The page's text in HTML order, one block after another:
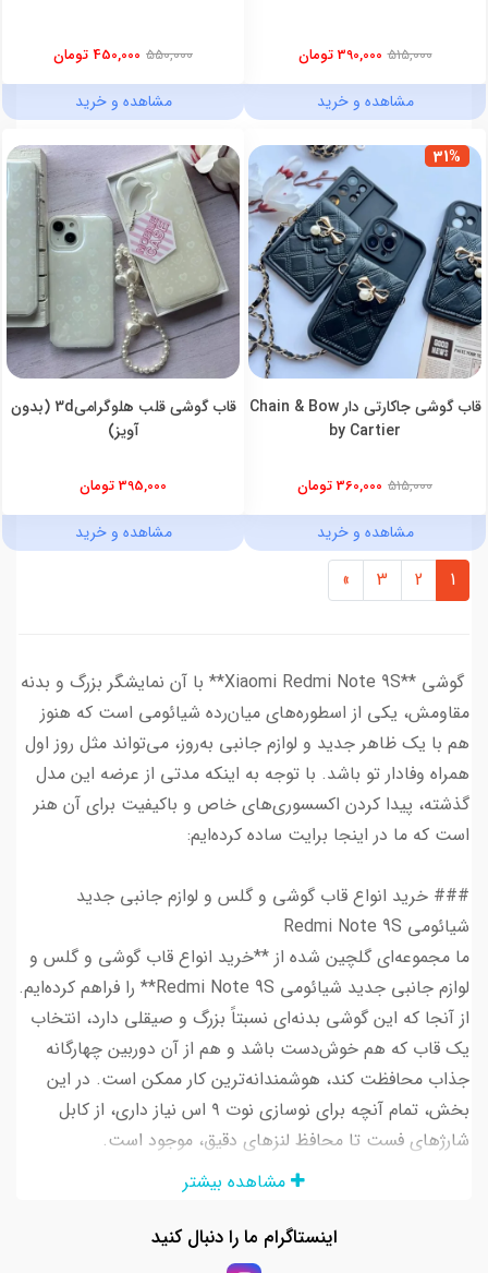
515,000 390,000 تومان
مشاهده و خرید
550,000 450,000 تومان
مشاهده و خرید
31%
قاب گوشی جاکارتی دار Chain & Bow
by Cartier
515,000 360,000 تومان
مشاهده و خرید
قاب گوشی قلب هلوگرامی3d (بدون
آویز)
395,000 تومان
مشاهده و خرید
1
2
3
»
گوشی **Xiaomi Redmi Note 9S** با آن نمایشگر بزرگ و بدنه
مقاومش، یکی از اسطوره‌های میان‌رده شیائومی است که هنوز
هم با یک ظاهر جدید و لوازم جانبی به‌روز، می‌تواند مثل روز اول
همراه وفادار تو باشد. با توجه به اینکه مدتی از عرضه این مدل
گذشته، پیدا کردن اکسسوری‌های خاص و باکیفیت برای آن هنر
است که ما در اینجا برایت ساده کرده‌ایم:
### خرید انواع قاب گوشی و گلس و لوازم جانبی جدید
شیائومی Redmi Note 9S
ما مجموعه‌ای گلچین شده از **خرید انواع قاب گوشی و گلس و
لوازم جانبی جدید شیائومی Redmi Note 9S** را فراهم کرده‌ایم.
از آنجا که این گوشی بدنه‌ای نسبتاً بزرگ و صیقلی دارد، انتخاب
یک قاب که هم خوش‌دست باشد و هم از آن دوربین چهارگانه
جذاب محافظت کند، هوشمندانه‌ترین کار ممکن است. در این
بخش، تمام آنچه برای نوسازی نوت ۹ اس نیاز داری، از کابل
شارژهای فست تا محافظ لنزهای دقیق، موجود است.
برای **خرید قاب گوشی Redmi Note 9S**، گزینه‌های متنوعی
پیش روی توست. اگر به دنبال حفظ رنگ اصلی بدنه هستید،
مشاهده بیشتر
اینستاگرام ما را دنبال کنید